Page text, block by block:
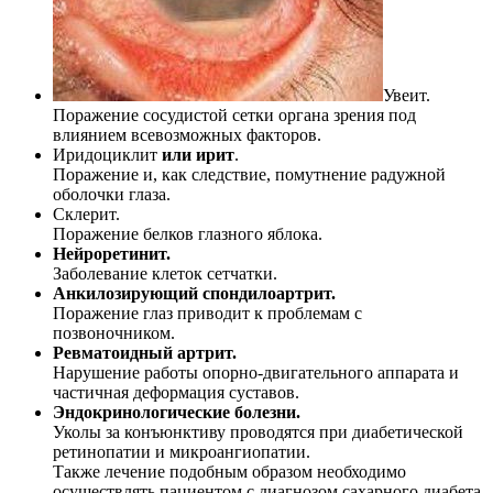
Увеит.
Поражение сосудистой сетки органа зрения под
влиянием всевозможных факторов.
Иридоциклит или ирит.
Поражение и, как следствие, помутнение радужной
оболочки глаза.
Склерит.
Поражение белков глазного яблока.
Нейроретинит.
Заболевание клеток сетчатки.
Анкилозирующий спондилоартрит.
Поражение глаз приводит к проблемам с
позвоночником.
Ревматоидный артрит.
Нарушение работы опорно-двигательного аппарата и
частичная деформация суставов.
Эндокринологические болезни.
Уколы за конъюнктиву проводятся при диабетической
ретинопатии и микроангиопатии.
Также лечение подобным образом необходимо